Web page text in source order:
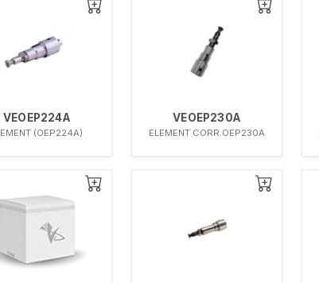
VEOEP224A
(OEP224A)
VEOEP230A
ELEMENT CORR.OEP230A